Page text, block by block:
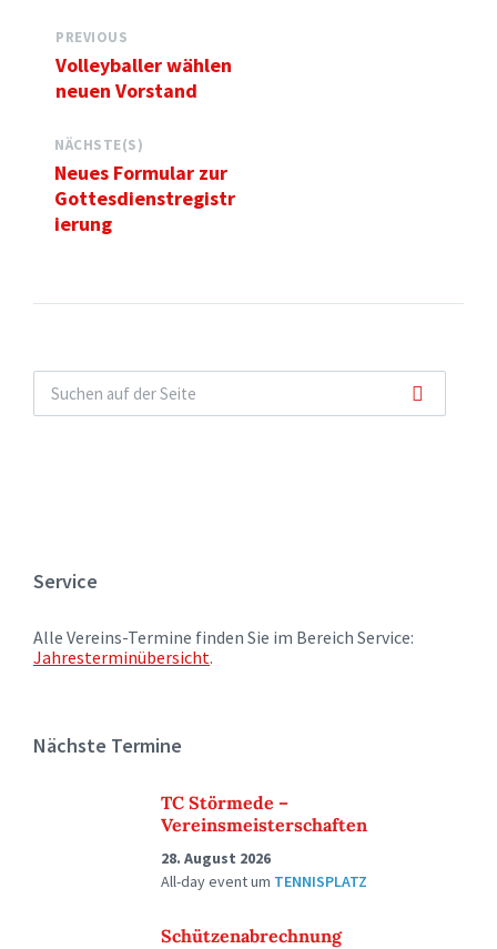
PREVIOUS
Volleyballer wählen
neuen Vorstand
NÄCHSTE(S)
Neues Formular zur
Gottesdienstregistr
ierung
Service
Alle Vereins-Termine finden Sie im Bereich Service:
Jahresterminübersicht.
Nächste Termine
TC Störmede –
Vereinsmeisterschaften
28. August 2026
All-day eventum TENNISPLATZ
Schützenabrechnung